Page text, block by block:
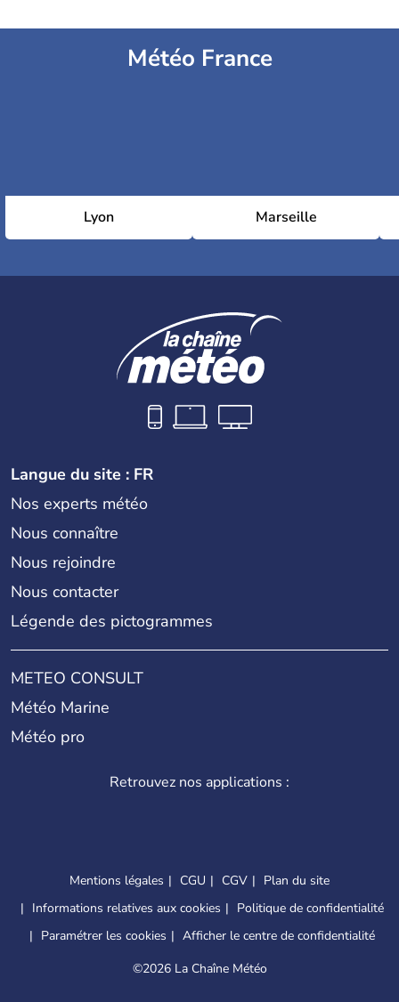
Météo France
Lyon Marseille
Langue du site : FR
Nos experts météo
Nous connaître
Nous rejoindre
Nous contacter
Légende des pictogrammes
METEO CONSULT
Météo Marine
Météo pro
Retrouvez nos applications :
Mentions légales CGU CGV
Plan du site
Informations relatives aux cookies
Politique de confidentialité
Paramétrer les cookies
Afficher le centre de confidentialité
©2026 La Chaîne Météo